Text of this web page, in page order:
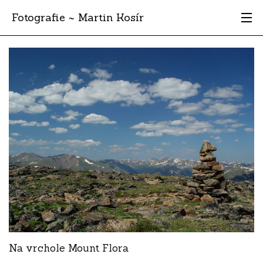
Fotografie ~ Martin Kosír
Moje obľúbené
Albumy
Miesta
Archív
Vyhľadávanie
Na vrchole Mount Flora